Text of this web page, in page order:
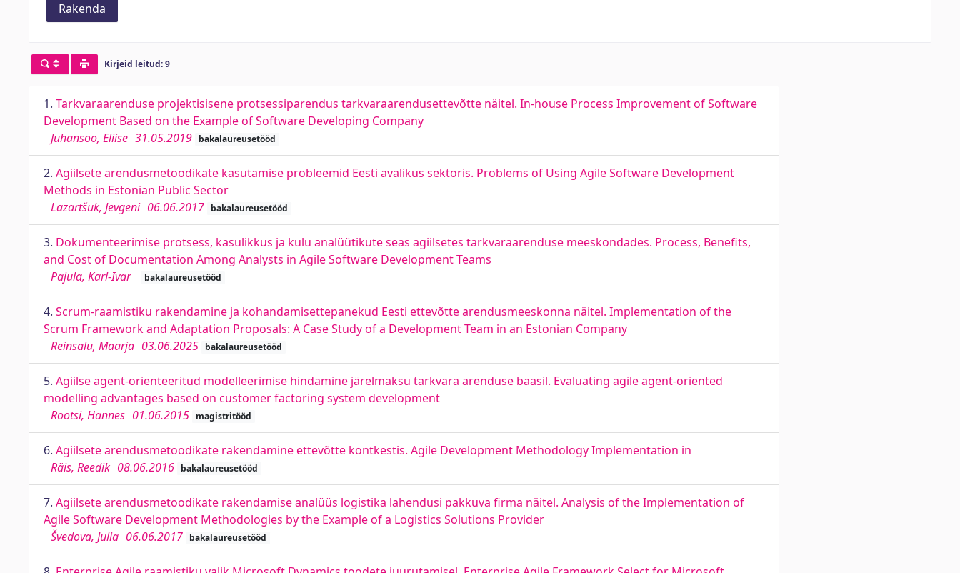
Rakenda
Kirjeid leitud: 9
1. Tarkvaraarenduse projektisisene protsessiparendus tarkvaraarendusettevõtte näitel. In-house Process Improvement of Software
Development Based on the Example of Software Developing Company
Juhansoo, Eliise 31.05.2019 bakalaureusetööd
2. Agiilsete arendusmetoodikate kasutamise probleemid Eesti avalikus sektoris. Problems of Using Agile Software Development
Methods in Estonian Public Sector
Lazartšuk, Jevgeni 06.06.2017 bakalaureusetööd
3. Dokumenteerimise protsess, kasulikkus ja kulu analüütikute seas agiilsetes tarkvaraarenduse meeskondades. Process, Benefits,
and Cost of Documentation Among Analysts in Agile Software Development Teams
Pajula, Karl-Ivar
bakalaureusetööd
4. Scrum-raamistiku rakendamine ja kohandamisettepanekud Eesti ettevõtte arendusmeeskonna näitel. Implementation of the
Scrum Framework and Adaptation Proposals: A Case Study of a Development Team in an Estonian Company
Reinsalu, Maarja 03.06.2025 bakalaureusetööd
5. Agiilse agent-orienteeritud modelleerimise hindamine järelmaksu tarkvara arenduse baasil. Evaluating agile agent-oriented
modelling advantages based on customer factoring system development
Rootsi, Hannes 01.06.2015 magistritööd
6. Agiilsete arendusmetoodikate rakendamine ettevõtte kontkestis. Agile Development Methodology Implementation in
Räis, Reedik 08.06.2016 bakalaureusetööd
7. Agiilsete arendusmetoodikate rakendamise analüüs logistika lahendusi pakkuva firma näitel. Analysis of the Implementation of
Agile Software Development Methodologies by the Example of a Logistics Solutions Provider
Švedova, Julia 06.06.2017 bakalaureusetööd